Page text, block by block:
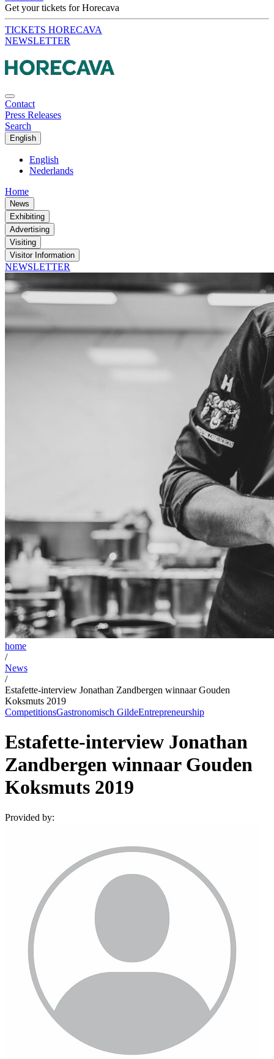
Get your tickets for Horecava
TICKETS HORECAVA
NEWSLETTER
Contact
Press Releases
Search
English
English
Nederlands
Home
News
Exhibiting
Advertising
Visiting
Visitor Information
NEWSLETTER
home
/
News
/
Estafette-interview Jonathan Zandbergen winnaar Gouden
Koksmuts 2019
CompetitionsGastronomisch GildeEntrepreneurship
Estafette-interview Jonathan
Zandbergen winnaar Gouden
Koksmuts 2019
Provided by: